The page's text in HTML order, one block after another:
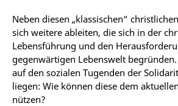
Neben diesen „klassischen“
sich weitere ableiten, die sich in der
Lebensführung und den
gegenwärtigen Lebenswelt
auf den sozialen Tugenden der
liegen: Wie können diese dem
nützen?